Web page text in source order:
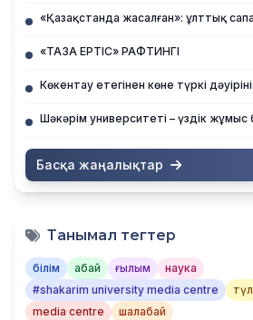
«Қазақстанда
«ТАЗА ЕРТІС» РАФТИНГІ
Көкентау етегінен көне түркі
Басқа жаңалықтар
Танымал тегтер
білім абай ғылым
наука
#shakarim university media centre
media centre
шалабай